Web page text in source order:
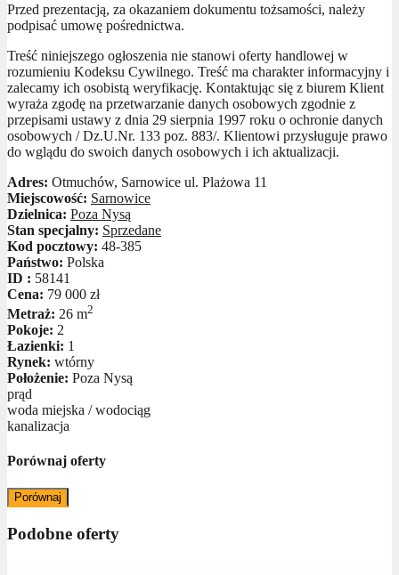
Przed prezentacją, za okazaniem dokumentu tożsamości, należy
podpisać umowę pośrednictwa.
Treść niniejszego ogłoszenia nie stanowi oferty handlowej w
rozumieniu Kodeksu Cywilnego. Treść ma charakter informacyjny i
zalecamy ich osobistą weryfikację. Kontaktując się z biurem Klient
wyraża zgodę na przetwarzanie danych osobowych zgodnie z
przepisami ustawy z dnia 29 sierpnia 1997 roku o ochronie danych
osobowych / Dz.U.Nr. 133 poz. 883/. Klientowi przysługuje prawo
do wglądu do swoich danych osobowych i ich aktualizacji.
Adres: Otmuchów, Sarnowice ul. Plażowa 11
Miejscowość: Sarnowice
Dzielnica: Poza Nysą
Stan specjalny: Sprzedane
Kod pocztowy: 48-385
Państwo: Polska
ID : 58141
Cena: 79 000 zł
Metraż: 26 m2
Pokoje: 2
Łazienki: 1
Rynek: wtórny
Położenie: Poza Nysą
prąd
woda miejska / wodociąg
kanalizacja
Porównaj oferty
Porównaj
Podobne oferty